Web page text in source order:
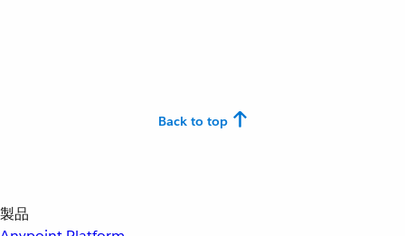
Back to top
製品